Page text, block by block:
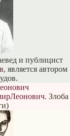
и публицист
, является автором
Злоба